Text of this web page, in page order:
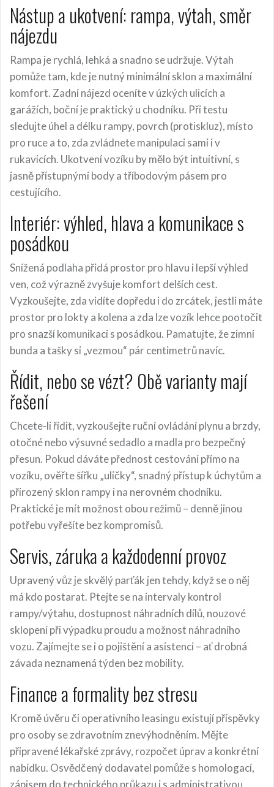
Nástup a ukotvení: rampa, výtah, směr
nájezdu
Rampa je rychlá, lehká a snadno se udržuje. Výtah
pomůže tam, kde je nutný minimální sklon a maximální
komfort. Zadní nájezd oceníte v úzkých ulicích a
garážích, boční je praktický u chodníku. Při testu
sledujte úhel a délku rampy, povrch (protiskluz), místo
pro ruce a to, zda zvládnete manipulaci sami i v
rukavicích. Ukotvení vozíku by mělo být intuitivní, s
jasně přístupnými body a tříbodovým pásem pro
cestujícího.
Interiér: výhled, hlava a komunikace s
posádkou
Snížená podlaha přidá prostor pro hlavu i lepší výhled
ven, což výrazně zvyšuje komfort delších cest.
Vyzkoušejte, zda vidíte dopředu i do zrcátek, jestli máte
prostor pro lokty a kolena a zda lze vozík lehce pootočit
pro snazší komunikaci s posádkou. Pamatujte, že zimní
bunda a tašky si „vezmou“ pár centimetrů navíc.
Řídit, nebo se vézt? Obě varianty mají
řešení
Chcete-li řídit, vyzkoušejte ruční ovládání plynu a brzdy,
otočné nebo výsuvné sedadlo a madla pro bezpečný
přesun. Pokud dáváte přednost cestování přímo na
vozíku, ověřte šířku „uličky“, snadný přístup k úchytům a
přirozený sklon rampy i na nerovném chodníku.
Praktické je mít možnost obou režimů – denně jinou
potřebu vyřešíte bez kompromisů.
Servis, záruka a každodenní provoz
Upravený vůz je skvělý parťák jen tehdy, když se o něj
má kdo postarat. Ptejte se na intervaly kontrol
rampy/výtahu, dostupnost náhradních dílů, nouzové
sklopení při výpadku proudu a možnost náhradního
vozu. Zajímejte se i o pojištění a asistenci – ať drobná
závada neznamená týden bez mobility.
Finance a formality bez stresu
Kromě úvěru či operativního leasingu existují příspěvky
pro osoby se zdravotním znevýhodněním. Mějte
připravené lékařské zprávy, rozpočet úprav a konkrétní
nabídku. Osvědčený dodavatel pomůže s homologací,
zápisem do technického průkazu i s administrativou,